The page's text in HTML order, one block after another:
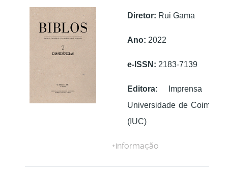
Diretor: Rui Gama
Ano: 2022
e-ISSN: 2183-7139
Editora: Imprensa da
Universidade de Coimbra
(IUC)
+informação